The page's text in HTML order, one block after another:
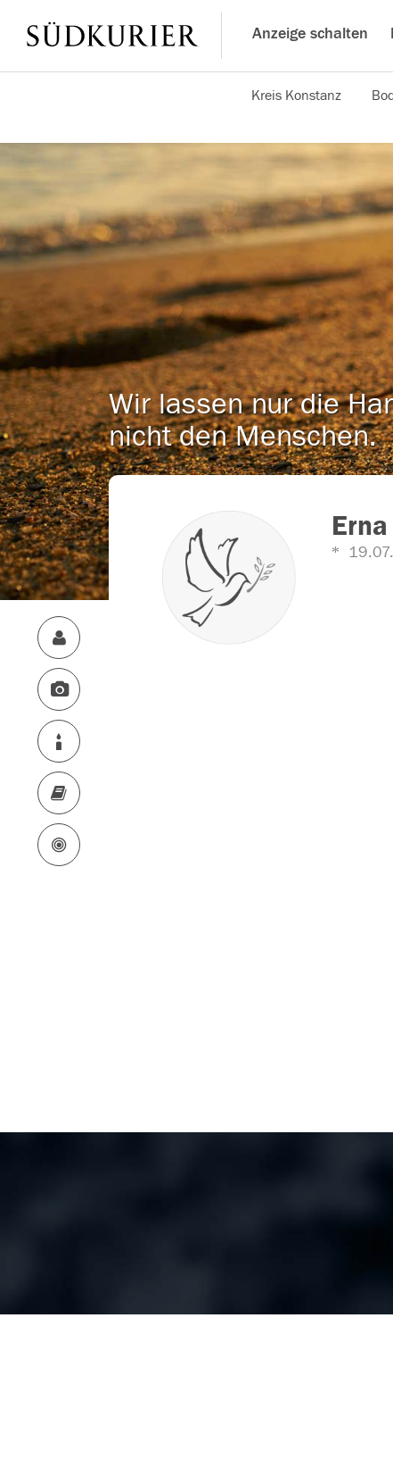
Anzeige schalten
Kreis Konstanz
Wir lassen nur die
nicht den Menschen.